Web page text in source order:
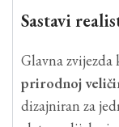
Sastavi
Glavna zvijezda
prirodnoj
dizajniran za